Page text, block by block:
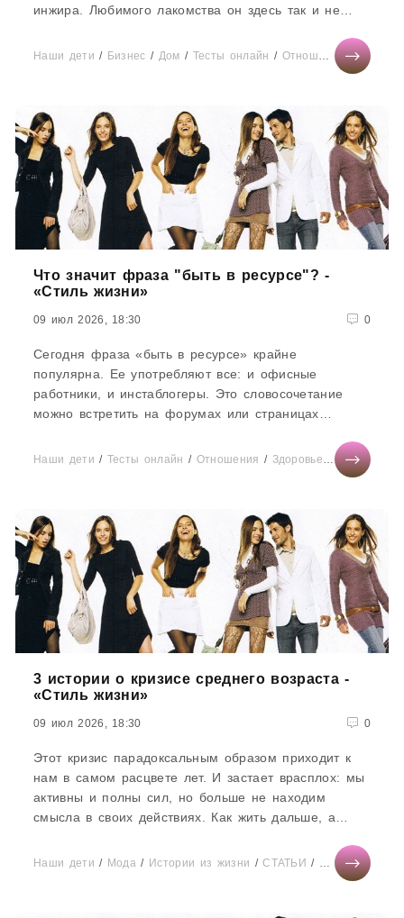
инжира. Любимого лакомства он здесь так и не
Наши дети / Бизнес / Дом / Тесты онлайн / Отношения /
Что значит фраза "быть в ресурсе"? -
«Стиль жизни»
09 июл 2026, 18:30 0
Сегодня фраза «быть в ресурсе» крайне
популярна. Ее употребляют все: и офисные
работники, и инстаблогеры. Это словосочетание
можно встретить на форумах или страницах
Наши дети / Тесты онлайн / Отношения / Здоровье/Мир
3 истории о кризисе среднего возраста -
«Стиль жизни»
09 июл 2026, 18:30 0
Этот кризис парадоксальным образом приходит к
нам в самом расцвете лет. И застает врасплох: мы
активны и полны сил, но больше не находим
смысла в своих действиях. Как жить дальше, а
Наши дети / Мода / Истории из жизни /СТАТЬИ / Отношения